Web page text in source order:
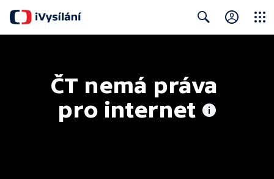
ČT nemá práva
pro internet